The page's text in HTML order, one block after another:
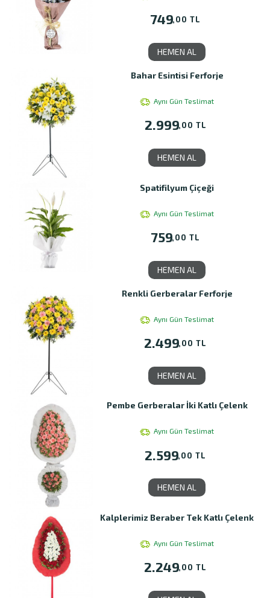
749,00 TL
HEMEN AL
Bahar Esintisi Ferforje
Aynı Gün Teslimat
2.999,00 TL
HEMEN AL
Spatifilyum Çiçeği
Aynı Gün Teslimat
759,00 TL
HEMEN AL
Renkli Gerberalar Ferforje
Aynı Gün Teslimat
2.499,00 TL
HEMEN AL
Pembe Gerberalar İki Katlı Çelenk
Aynı Gün Teslimat
2.599,00 TL
HEMEN AL
Kalplerimiz Beraber Tek Katlı Çelenk
Aynı Gün Teslimat
2.249,00 TL